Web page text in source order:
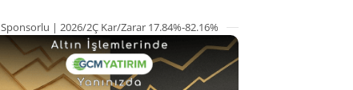
Sponsorlu | 2026/2Ç Kar/Zarar 17.84%-82.16%